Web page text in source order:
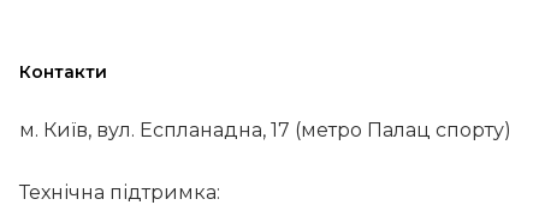
Контакти
м. Київ, вул. Еспланадна, 17 (метро Палац спорту)
Технічна підтримка: